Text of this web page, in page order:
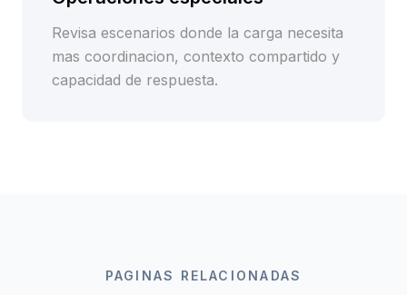
Revisa escenarios donde la carga necesita
mas coordinacion, contexto compartido y
capacidad de respuesta.
PAGINAS RELACIONADAS